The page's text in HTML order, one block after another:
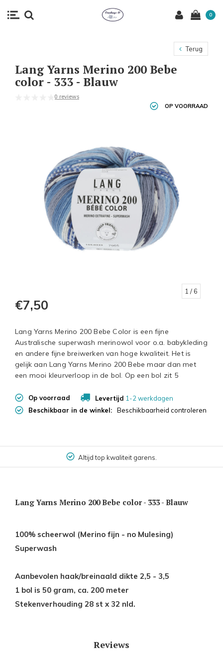
0
Terug
Lang Yarns Merino 200 Bebe
color - 333 - Blauw
0 reviews
OP VOORRAAD
1 / 6
€7,50
Lang Yarns Merino 200 Bebe Color is een fijne
Australische superwash merinowol voor o.a. babykleding
en andere fijne breiwerken van hoge kwaliteit. Het is
gelijk aan Lang Yarns Merino 200 Bebe maar dan met
een mooi kleurverloop in de bol. Op een bol zit 5
Op voorraad Levertijd 1-2 werkdagen
Beschikbaar in de winkel:
Beschikbaarheid controleren
Altijd top kwaliteit garens.
Lang Yarns Merino 200 Bebe color - 333 - Blauw
100% scheerwol (Merino fijn - no Mulesing)
Superwash
Aanbevolen haak/breinaald dikte 2,5 - 3,5
1 bol is 50 gram, ca. 200 meter
Stekenverhouding 28 st x 32 nld.
Reviews